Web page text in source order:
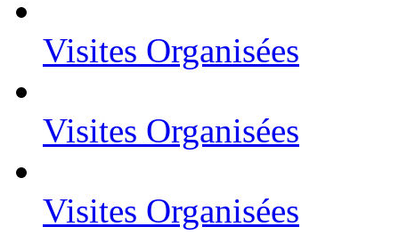
Visites Organisées
Visites Organisées
Visites Organisées